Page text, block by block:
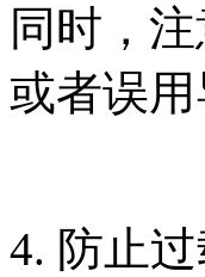
同时，
或者误用
4. 防止